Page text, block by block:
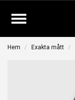
Hem Exakta mått